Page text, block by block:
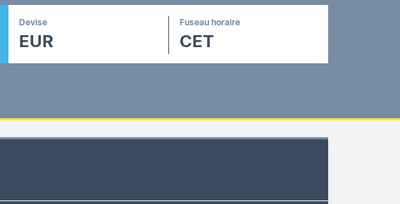
Devise
EUR
Fuseau horaire
CET